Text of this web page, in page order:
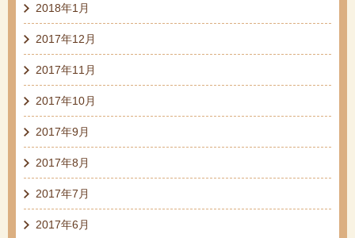
2018年1月
2017年12月
2017年11月
2017年10月
2017年9月
2017年8月
2017年7月
2017年6月